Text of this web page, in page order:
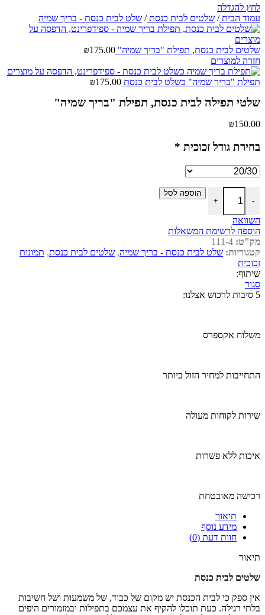
לחץ להגדלה
עמוד הבית/ שלטים לבית כנסת/ שלט לבית כנסת - בריך שמיה
שלטים לבית כנסת, תפילת "בריך שמיה" ₪175.00
חזרה למוצרים
תפילת "בריך שמיה" כשלט לבית כנסת ₪175.00
שלטי תפילה לבית כנסת, תפילת "בריך שמיה"
₪150.00
בחירת גודל זכוכית *
-
כמות של שלטי תפילה לבית כנסת, תפילת "בריך שמיה"
+
הוספה לסל
השוואה
הוספה לרשימת המשאלות
מק"ט: 111-4
קטגוריות: שלט לבית כנסת - בריך שמיה, שלטים לבית כנסת, תמונות
זכוכית
שיתוף:
סגור
5 סיבות לרכוש אצלנו:
משלוח אקספרס
התחייבות למחיר הזול ביותר
שירות לקוחות מעולה
איכות ללא פשרות
רכישה מאובטחת
תיאור
מידע נוסף
חוות דעת (0)
תיאור
שלטים לבית כנסת
אין ספק כי לבית הכנסת יש מקום של כבוד, של משמעות ושל חשיבות
בלתי רגילה. כעת תוכלו להקיף את עצמכם בתפילות ובמזמורים היפים